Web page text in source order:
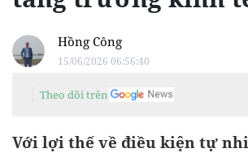
Hồng Công
15/06/2026 06:56:40
Theo dõi trên
Với lợi thế về điều kiện tự